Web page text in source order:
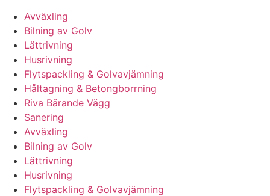
Avväxling
Bilning av Golv
Lättrivning
Husrivning
Flytspackling & Golvavjämning
Håltagning & Betongborrning
Riva Bärande Vägg
Sanering
Avväxling
Bilning av Golv
Lättrivning
Husrivning
Flytspackling & Golvavjämning